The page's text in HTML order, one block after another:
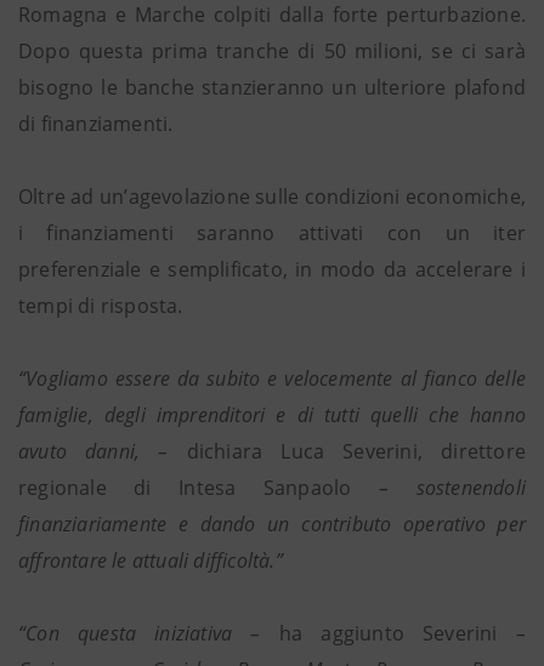
Romagna e Marche colpiti dalla forte perturbazione.
Dopo questa prima tranche di 50 milioni, se ci sarà
bisogno le banche stanzieranno un ulteriore plafond
di finanziamenti.
Oltre ad un’agevolazione sulle condizioni economiche,
i finanziamenti saranno attivati con un iter
preferenziale e semplificato, in modo da accelerare i
tempi di risposta.
“Vogliamo essere da subito e velocemente al fianco delle
famiglie, degli imprenditori e di tutti quelli che hanno
avuto danni, – dichiara Luca Severini, direttore
regionale di Intesa Sanpaolo – sostenendoli
finanziariamente e dando un contributo operativo per
affrontare le attuali difficoltà.”
“Con questa iniziativa – ha aggiunto Severini –